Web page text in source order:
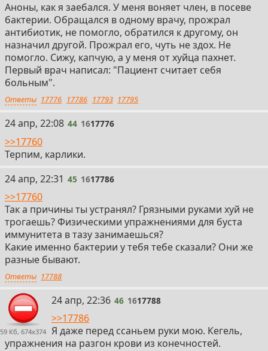
Аноны, как я заебался. У меня воняет член, в посеве
бактерии. Обращался в одному врачу, прожрал
антибиотик, не помогло, обратился к другому, он
назначил другой. Прожрал его, чуть не здох. Не
помогло. Сижу, капчую, а у меня от хуйца пахнет.
Первый врач написал: "Пациент считает себя
больным".
Ответы 17776 17786 17793 17795
44
24 апр, 22:08 44 1617776
>>17760
Терпим, карлики.
45
24 апр, 22:31 45 1617786
>>17760
Так а причины ты устранял? Грязными руками хуй не
трогаешь? Физическими упражнениями для буста
иммунитета в тазу занимаешься?
Какие именно бактерии у тебя тебе сказали? Они же
разные бывают.
Ответы 17788
59 Кб, 674x374
46
24 апр, 22:36 46 1617788
>>17786
Я даже перед ссаньем руки мою. Кегель,
упражнения на разгон крови из конечностей.